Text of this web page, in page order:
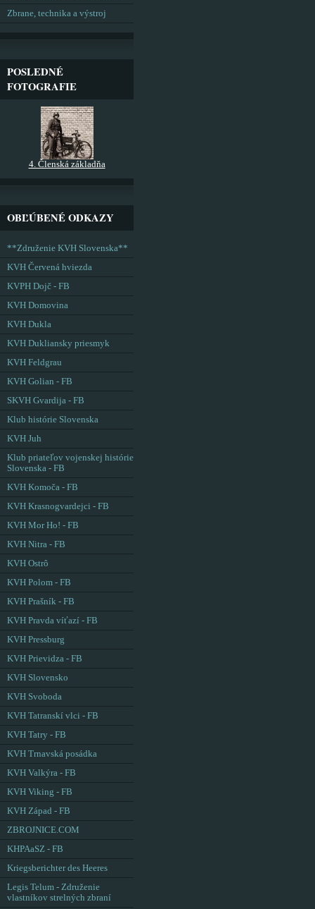
Zbrane, technika a výstroj
POSLEDNÉ
FOTOGRAFIE
4. Členská základňa
OBĽÚBENÉ ODKAZY
**Združenie KVH Slovenska**
KVH Červená hviezda
KVPH Dojč - FB
KVH Domovina
KVH Dukla
KVH Dukliansky priesmyk
KVH Feldgrau
KVH Golian - FB
SKVH Gvardija - FB
Klub histórie Slovenska
KVH Juh
Klub priateľov vojenskej histórie
Slovenska - FB
KVH Komoča - FB
KVH Krasnogvardejci - FB
KVH Mor Ho! - FB
KVH Nitra - FB
KVH Ostrô
KVH Polom - FB
KVH Prašník - FB
KVH Pravda víťazí - FB
KVH Pressburg
KVH Prievidza - FB
KVH Slovensko
KVH Svoboda
KVH Tatranskí vlci - FB
KVH Tatry - FB
KVH Trnavská posádka
KVH Valkýra - FB
KVH Viking - FB
KVH Západ - FB
ZBROJNICE.COM
KHPAaSZ - FB
Kriegsberichter des Heeres
Legis Telum - Združenie
vlastníkov strelných zbraní